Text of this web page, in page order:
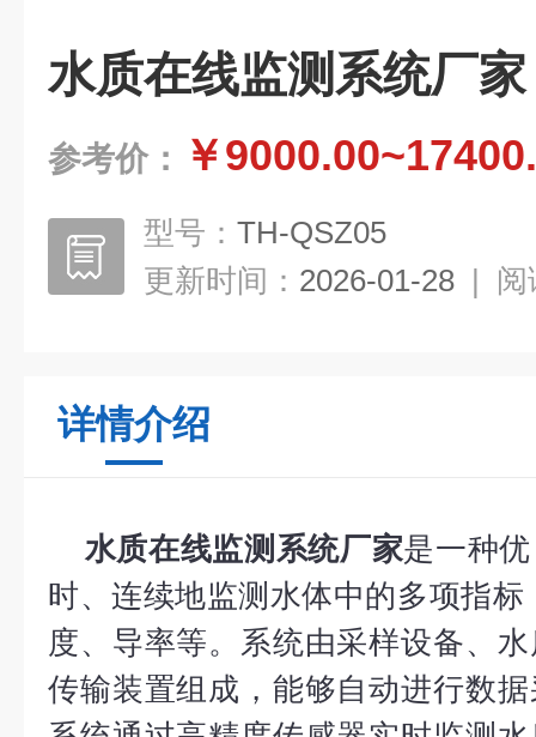
水质在线监测系统厂家
参考价： ￥
型号： TH-QSZ05
更新时间： 2026-01-28 | 阅
详情介绍
水质在线监测系统厂家是一种
时、连续地监测水体中的多项指
度、导率等。系统由采样设备、
传输装置组成，能够自动进行数